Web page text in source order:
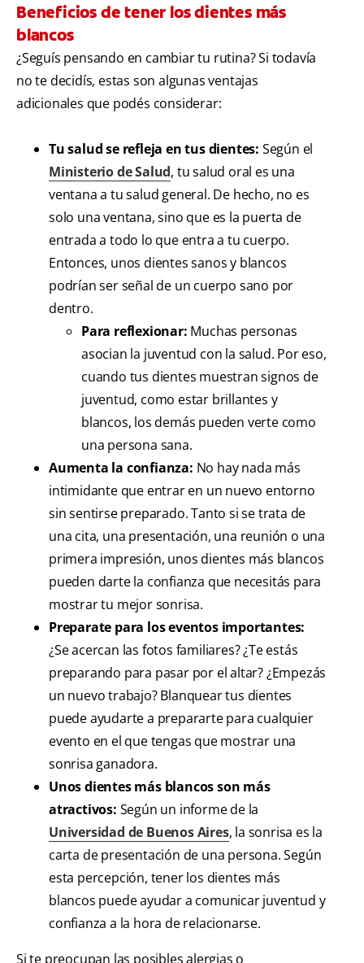
Beneficios de tener los dientes más
blancos
¿Seguís pensando en cambiar tu rutina? Si todavía
no te decidís, estas son algunas ventajas
adicionales que podés considerar:
Tu salud se refleja en tus dientes: Según el
Ministerio de Salud, tu salud oral es una
ventana a tu salud general. De hecho, no es
solo una ventana, sino que es la puerta de
entrada a todo lo que entra a tu cuerpo.
Entonces, unos dientes sanos y blancos
podrían ser señal de un cuerpo sano por
dentro.
Para reflexionar: Muchas personas
asocian la juventud con la salud. Por eso,
cuando tus dientes muestran signos de
juventud, como estar brillantes y
blancos, los demás pueden verte como
una persona sana.
Aumenta la confianza: No hay nada más
intimidante que entrar en un nuevo entorno
sin sentirse preparado. Tanto si se trata de
una cita, una presentación, una reunión o una
primera impresión, unos dientes más blancos
pueden darte la confianza que necesitás para
mostrar tu mejor sonrisa.
Preparate para los eventos importantes:
¿Se acercan las fotos familiares? ¿Te estás
preparando para pasar por el altar? ¿Empezás
un nuevo trabajo? Blanquear tus dientes
puede ayudarte a prepararte para cualquier
evento en el que tengas que mostrar una
sonrisa ganadora.
Unos dientes más blancos son más
atractivos: Según un informe de la
Universidad de Buenos Aires, la sonrisa es la
carta de presentación de una persona. Según
esta percepción, tener los dientes más
blancos puede ayudar a comunicar juventud y
confianza a la hora de relacionarse.
Si te preocupan las posibles alergias o